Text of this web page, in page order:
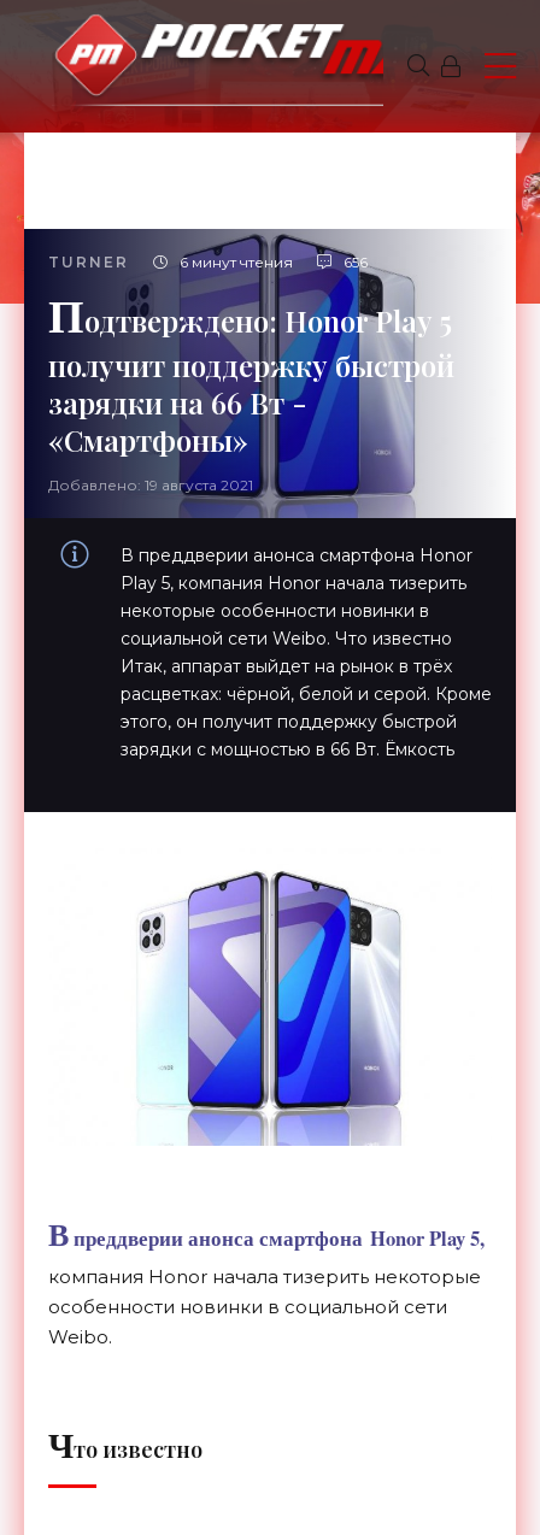
TURNER 6 минут чтения 656
Подтверждено: Honor Play 5
получит поддержку быстрой
зарядки на 66 Вт -
«Смартфоны»
Добавлено: 19 августа 2021
В преддверии анонса смартфона Honor
Play 5, компания Honor начала тизерить
некоторые особенности новинки в
социальной сети Weibo. Что известно
Итак, аппарат выйдет на рынок в трёх
расцветках: чёрной, белой и серой. Кроме
этого, он получит поддержку быстрой
зарядки с мощностью в 66 Вт. Ёмкость
Впреддверии анонса смартфона Honor Play 5,
компания Honor начала тизерить некоторые
особенности новинки в социальной сети
Weibo.
Что известно